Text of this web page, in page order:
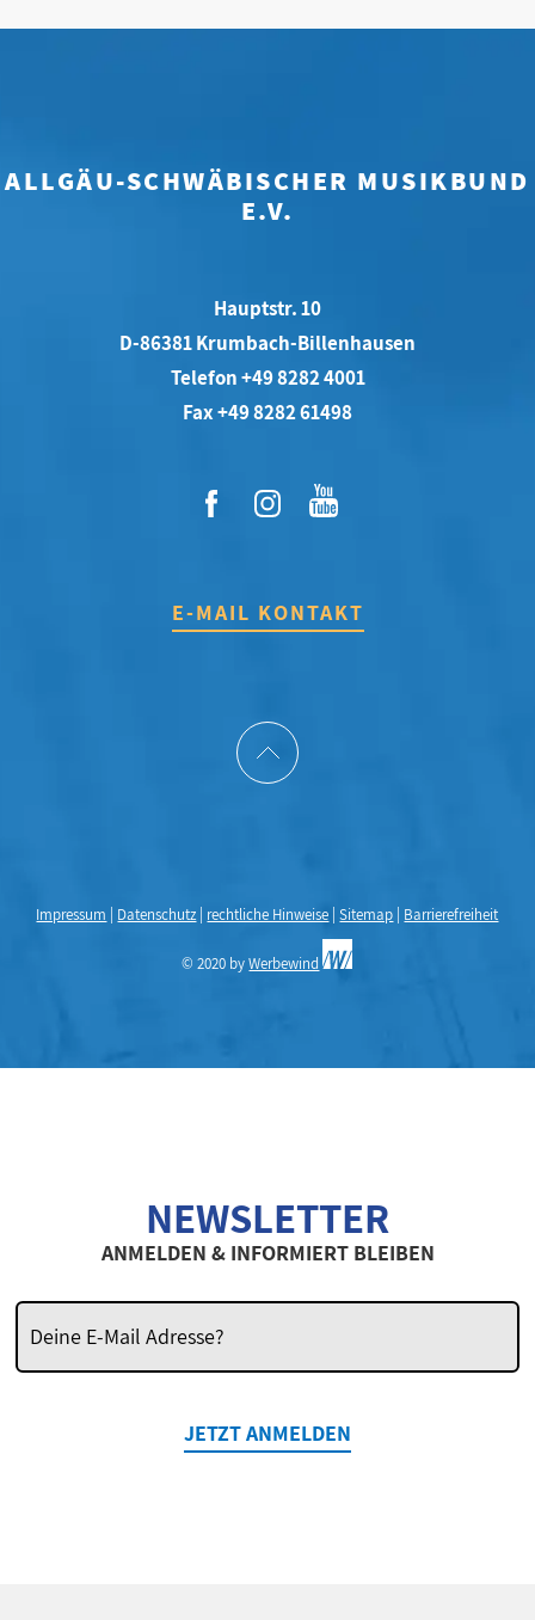
ALLGÄU-SCHWÄBISCHER MUSIKBUND
E.V.
Hauptstr. 10
D-86381 Krumbach-Billenhausen
Telefon +49 8282 4001
Fax +49 8282 61498
E-MAIL KONTAKT
Impressum Datenschutz rechtliche Hinweise |Sitemap Barrierefreiheit
© 2020 byWerbewind
NEWSLETTER
ANMELDEN & INFORMIERT BLEIBEN
JETZT ANMELDEN